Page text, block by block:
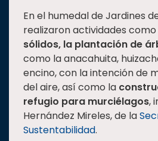
En el humedal de Jardines
realizaron actividades
sólidos, la plantación de
como la anacahuita,
encino, con la intención de
del aire, así como la
refugio para murciélagos,
Hernández Mireles, de la
Sustentabilidad.